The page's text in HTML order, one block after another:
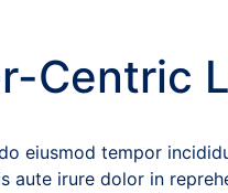
Centric
eiusmod tempor
aute irure dolor in